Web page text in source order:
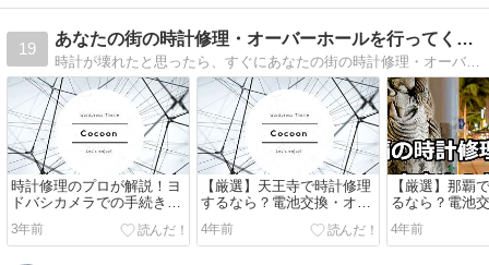
19
あなたの街の時計修理・オーバーホールを行ってくれるお店
時計が壊れたと思ったら、すぐにあなたの街の時計修理・オーバーホールを行ってくれるお店を探してくださいね。
時計修理のプロが解説！ヨ
ドバシカメラでの手続きと
値段比較
3年前
【厳選】天王寺で時計修理
するなら？電池交換・オー
バーホールもできるお店
4年前
【厳選】那覇
るなら？電池
ーホールもで
4年前